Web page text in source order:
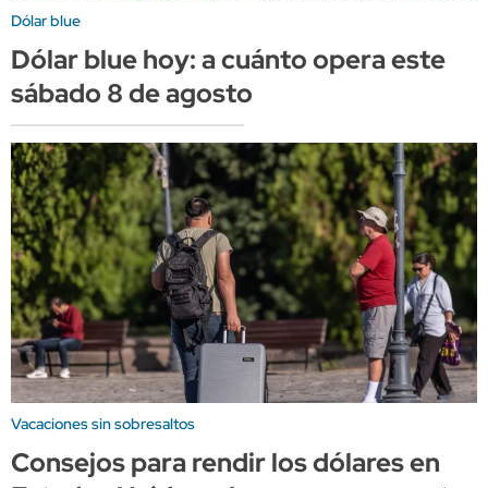
Dólar blue
Dólar blue hoy: a cuánto opera este
sábado 8 de agosto
Vacaciones sin sobresaltos
Consejos para rendir los dólares en